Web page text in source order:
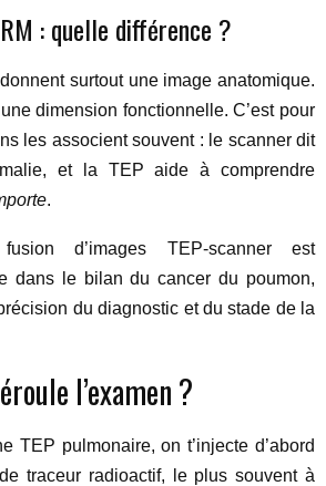
: quelle différence ?
surtout une image anatomique.
dimension fonctionnelle. C’est pour
les associent souvent : le scanner dit
et la TEP aide à comprendre
.
d’images TEP-scanner est
dans le bilan du cancer du poumon,
du diagnostic et du stade de la
l’examen ?
TEP pulmonaire, on t’injecte d’abord
traceur radioactif, le plus souvent à